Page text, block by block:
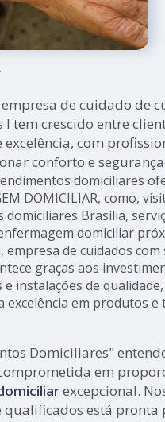
de cuidado de
I tem crescido entre
com
conforto e
domiciliares
DOMICILIAR, como,
Brasília,
domiciliar
de cuidados
graças aos
instalações de
excelência em produtos e
Domiciliares"
em
excepcional.
está pronta